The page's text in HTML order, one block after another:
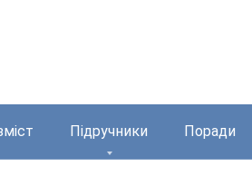
Підручники Поради